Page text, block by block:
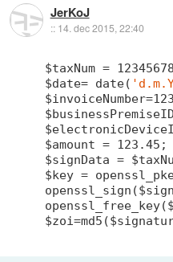
JerKoJ
:: 14. dec 2015, 22:40
$taxNum = 12345678
$date= date(
$invoiceNumber=123
$amount = 123.45 ;
$signData =
$key =